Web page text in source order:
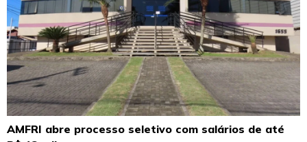
AMFRI abre processo seletivo com salários de até